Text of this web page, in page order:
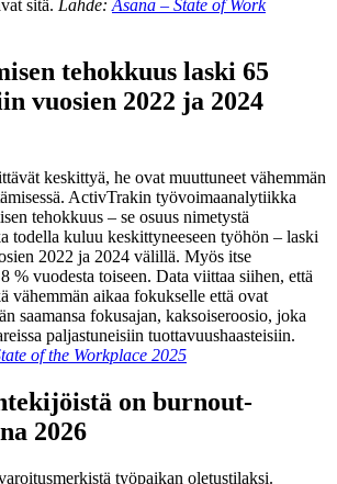
sitä. Lähde: Asana – State of Work
tehokkuus laski 65
vuosien 2022 ja 2024
keskittyä, he ovat muuttuneet vähemmän
ActivTrakin työvoimaanalytiikka
tehokkuus – se osuus nimetystä
todella kuluu keskittyneeseen työhön – laski
2022 ja 2024 välillä. Myös itse
% vuodesta toiseen. Data viittaa siihen, että
vähemmän aikaa fokukselle että ovat
saamansa fokusajan, kaksoiseroosio, joka
paljastuneisiin tuottavuushaasteisiin.
of the Workplace 2025
on burnout-
2026
työpaikan oletustilaksi.